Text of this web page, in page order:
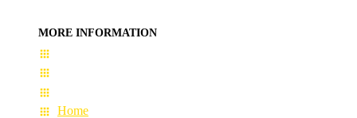
MORE INFORMATION
Home